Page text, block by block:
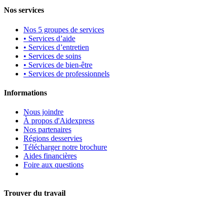
Nos services
Nos 5 groupes de services
• Services d’aide
• Services d’entretien
• Services de soins
• Services de bien-être
• Services de professionnels
Informations
Nous joindre
À propos d'Aidexpress
Nos partenaires
Régions desservies
Télécharger notre brochure
Aides financières
Foire aux questions
Trouver du travail